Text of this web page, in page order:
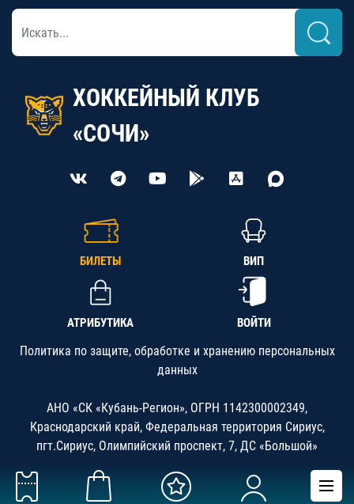
ХОККЕЙНЫЙ КЛУБ
«СОЧИ»
БИЛЕТЫ ВИП
АТРИБУТИКА ВОЙТИ
Политика по защите, обработке и хранению персональных
данных
АНО «СК «Кубань-Регион», ОГРН 1142300002349,
Краснодарский край, Федеральная территория Сириус,
пгт.Сириус, Олимпийский проспект, 7, ДС «Большой»